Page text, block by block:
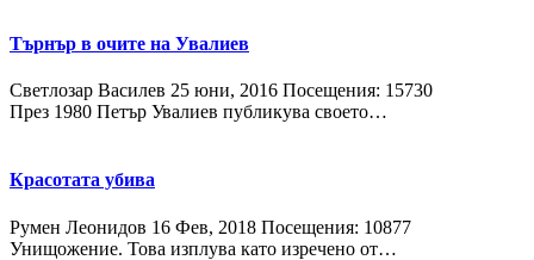
Търнър в очите на Увалиев
Светлозар Василев 25 юни, 2016 Посещения: 15730
През 1980 Петър Увалиев публикува своето…
Красотата убива
Румен Леонидов 16 Фев, 2018 Посещения: 10877
Унищожение. Това изплува като изречено от…